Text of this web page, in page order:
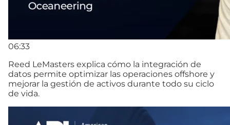
06:33
Reed LeMasters explica cómo la integración de
datos permite optimizar las operaciones offshore y
mejorar la gestión de activos durante todo su ciclo
de vida.